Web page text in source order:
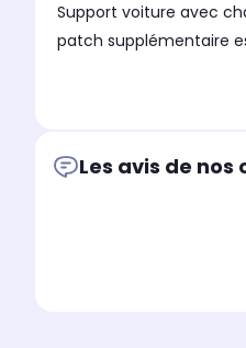
Support voiture avec
patch supplémentaire
Les avis de nos